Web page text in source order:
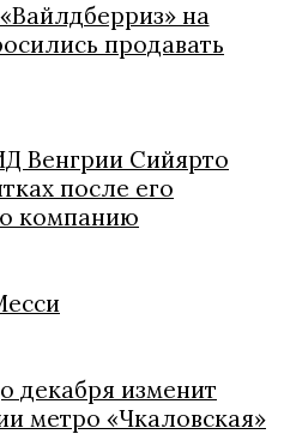
на
продавать
Венгрии Сийярто
после его
компанию
декабря изменит
метро «Чкаловская»